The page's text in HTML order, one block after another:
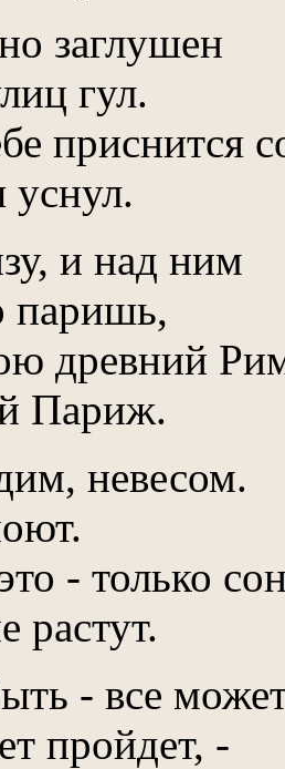
заглушен
гул.
приснится
уснул.
и над ним
паришь,
древний
Париж.
невесом.
- только
растут.
- все
пройдет, -